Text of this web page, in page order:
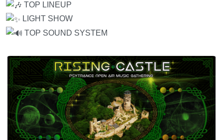
TOP LINEUP
LIGHT SHOW
TOP SOUND SYSTEM